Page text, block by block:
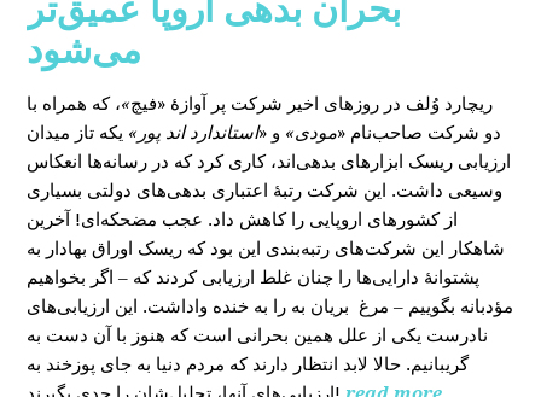
بحران بدهی اروپا عمیق‌تر
می‌شود
ریچارد وُلف در روزهای اخیر شرکت پر آوازۀ «فیچ»، که همراه با
دو شرکت صاحب‌نام «مودی» و «استاندارد اند پور» یکه‌ تاز میدان
ارزیابی ریسک ابزارهای بدهی‌اند، کاری کرد که در رسانه‌ها انعکاس
وسیعی داشت. این شرکت رتبۀ اعتباری بدهی‌های دولتی بسیاری
از کشورهای اروپایی را کاهش داد. عجب مضحکه‌ای! آخرین
شاهکار این شرکت‌های رتبه‌بندی این بود که ریسک‌ اوراق بهادار به
پشتوانۀ دارایی‌‌ها را چنان غلط ارزیابی کردند که – اگر بخواهیم
مؤدبانه بگوییم – مرغ بریان به را به خنده واداشت. این ارزیابی‌های
نادرست یکی از علل همین بحرانی است که هنوز با آن دست به
گریبانیم. حالا لابد انتظار دارند که مردم دنیا به جای پوزخند به